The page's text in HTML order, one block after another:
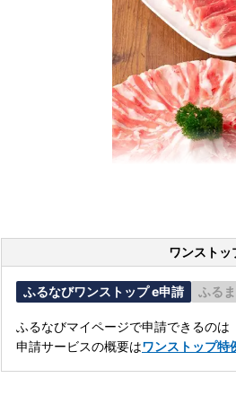
ワンストッ
ふるなびワンストップ e申請 ふる
ふるなびマイページで申請できるのは
申請サービスの概要はワンストップ特